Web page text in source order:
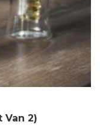
Van 2)